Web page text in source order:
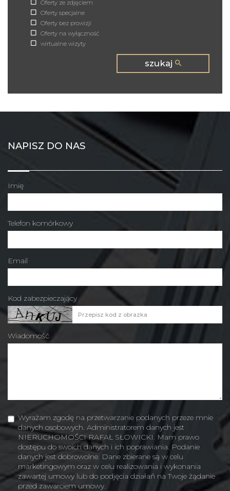
Oferty ze zdjęciem
Oferty specjalne
Oferty bez prowizji
Oferty na wyłączność
wirtualne wizyty
szukaj
NAPISZ DO NAS
Imię
Telefon komórkowy
Email
Kod zabezpieczający
Wiadomość
Wyrażam zgodę na przetwarzanie podanych przeze mnie
danych osobowych. Administratorem danych jest
NIERUCHOMOŚCI RAFAŁ SŁOWICKI. Mam prawo
dostępu do swoich danych i ich poprawiania. Podanie
danych jest dobrowolne. Dane zbierane są w celu
marketingowym oraz w celu realizowania i wykonania
zawartej umowy lub do podjęcia działań na Twoje żądanie
przed zawarciem umowy.